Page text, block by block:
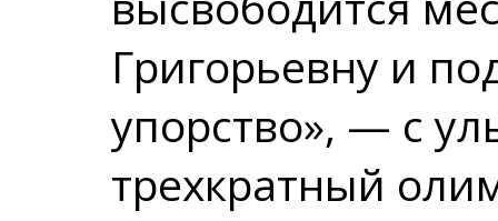
Григорьевну и
упорство», — с
трехкратный